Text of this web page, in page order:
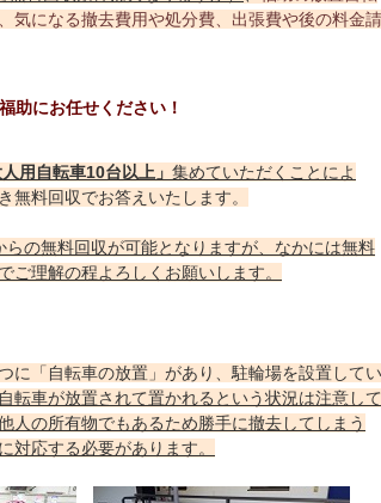
気になる撤去費用や処分費、出張費や後の料金請
助にお任せください！
用自転車10台以上」 集めていただくことによ
無料回収でお答えいたします。
らの無料回収が可能となりますが、なかには無料
理解の程よろしくお願いします。
に「自転車の放置」があり、駐輪場を設置してい
転車が放置されて置かれるという状況は注意して
人の所有物でもあるため勝手に撤去してしまう
対応する必要があります。